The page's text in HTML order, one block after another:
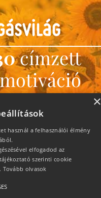
címzett
le!
×
használ a felhasználói élmény
elfogadod az
szerinti cookie
Tovább olvasok